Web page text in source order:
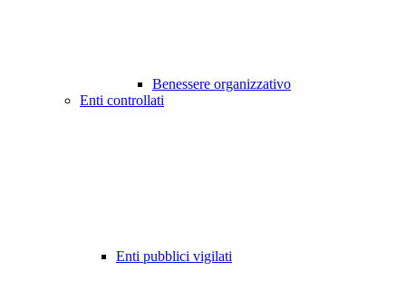
Benessere organizzativo
Enti controllati
Enti pubblici vigilati